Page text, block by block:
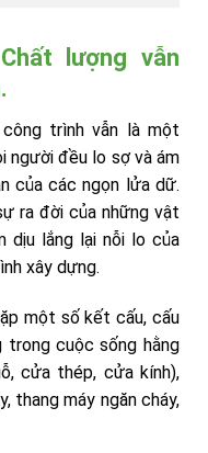
lượng vẫn
trình vẫn là một
người đều lo sợ và ám
của các ngọn lửa dữ.
ra đời của những vật
dịu lắng lại nỗi lo của
xây dựng.
một số kết cấu, cấu
trong cuộc sống hằng
cửa thép, cửa kính),
thang máy ngăn cháy,